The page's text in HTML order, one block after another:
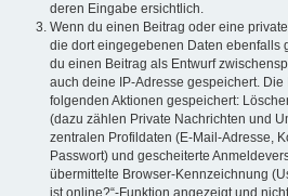
deren Eingabe ersichtlich.
Wenn du einen Beitrag oder eine
die dort eingegebenen Daten ebenfalls
du einen Beitrag als Entwurf
auch deine IP-Adresse gespeichert.
folgenden Aktionen gespeichert:
(dazu zählen Private Nachrichten und
zentralen Profildaten (E-Mail-Adresse,
Passwort) und gescheiterte
übermittelte Browser-Kennzeichnung
ist online?“-Funktion angezeigt und